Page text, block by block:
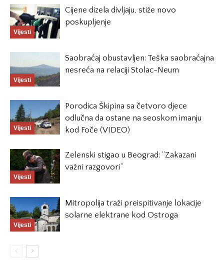
Vijesti
Cijene dizela divljaju, stiže novo
poskupljenje
Vijesti
Saobraćaj obustavljen: Teška saobraćajna
nesreća na relaciji Stolac-Neum
Vijesti
Porodica Škipina sa četvoro djece
odlučna da ostane na seoskom imanju
kod Foče (VIDEO)
Vijesti
Zelenski stigao u Beograd: “Zakazani
važni razgovori”
Vijesti
Mitropolija traži preispitivanje lokacije
solarne elektrane kod Ostroga